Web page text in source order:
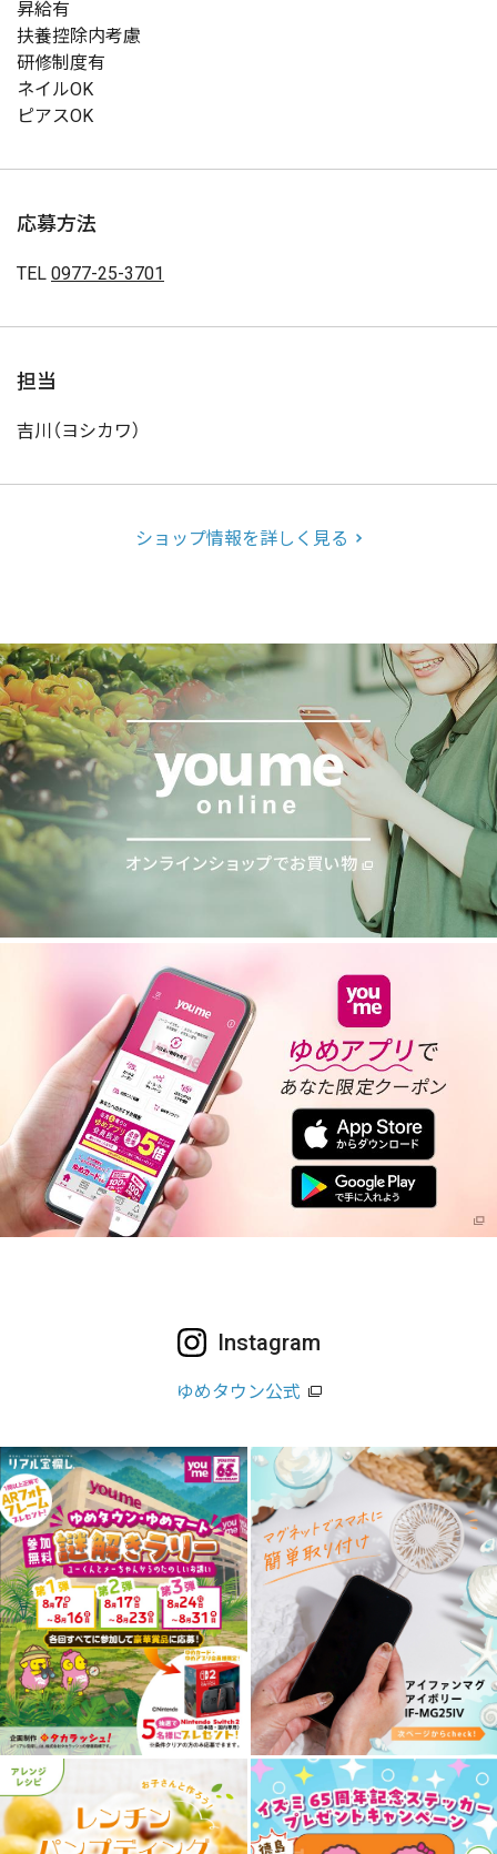
昇給有
扶養控除内考慮
研修制度有
ネイルOK
ピアスOK
応募方法
TEL 0977-25-3701
担当
吉川（ヨシカワ）
ショップ情報を詳しく見る
Instagram
ゆめタウン公式